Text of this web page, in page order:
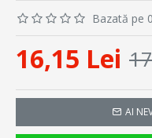
Bazată pe
16,15 Lei
AI